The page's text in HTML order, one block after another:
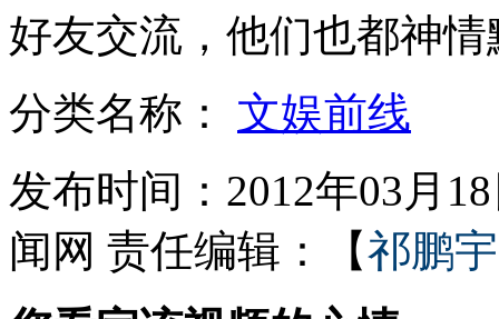
山西运城恶犬咬伤多人 警民合力深夜将其击毙
女孩北京地铁殴打老人 痛下狠手拳打脚踢
无痛分娩是否安全 医生回应
好友交流，他们也都神
分类名称： 文娱前线
发布时间：2012年03月
闻网 责任编辑：【祁鹏宇